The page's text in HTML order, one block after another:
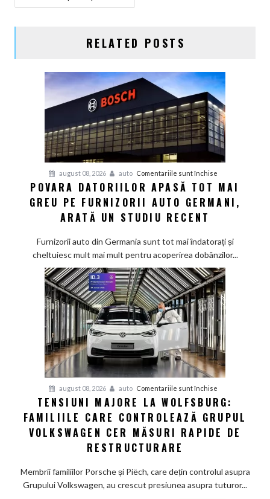
RELATED POSTS
august 08, 2026 auto Comentariile sunt închise
Povara
datoriilor
mai
greu
furnizorii
auto
germani,
arată
un
studiu
recent
POVARA DATORIILOR APASĂ TOT MAI
GREU PE FURNIZORII AUTO GERMANI,
ARATĂ UN STUDIU RECENT
Furnizorii auto din Germania sunt tot mai îndatorați și
cheltuiesc mult mai mult pentru acoperirea dobânzilor...
august 08, 2026 auto Comentariile sunt închise
Tensiuni
majore
la
care
TENSIUNI MAJORE LA WOLFSBURG:
FAMILIILE CARE CONTROLEAZĂ GRUPUL
VOLKSWAGEN CER MĂSURI RAPIDE DE
RESTRUCTURARE
Membrii familiilor Porsche și Piëch, care dețin controlul asupra
Grupului Volkswagen, au crescut presiunea asupra tuturor...